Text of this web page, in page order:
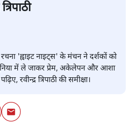
'ह्वाइट नाइट्स' के मंचन ने दर्शकों को
दुनिया में ले जाकर प्रेम, अकेलेपन और आशा
रवीन्द्र त्रिपाठी की समीक्षा।